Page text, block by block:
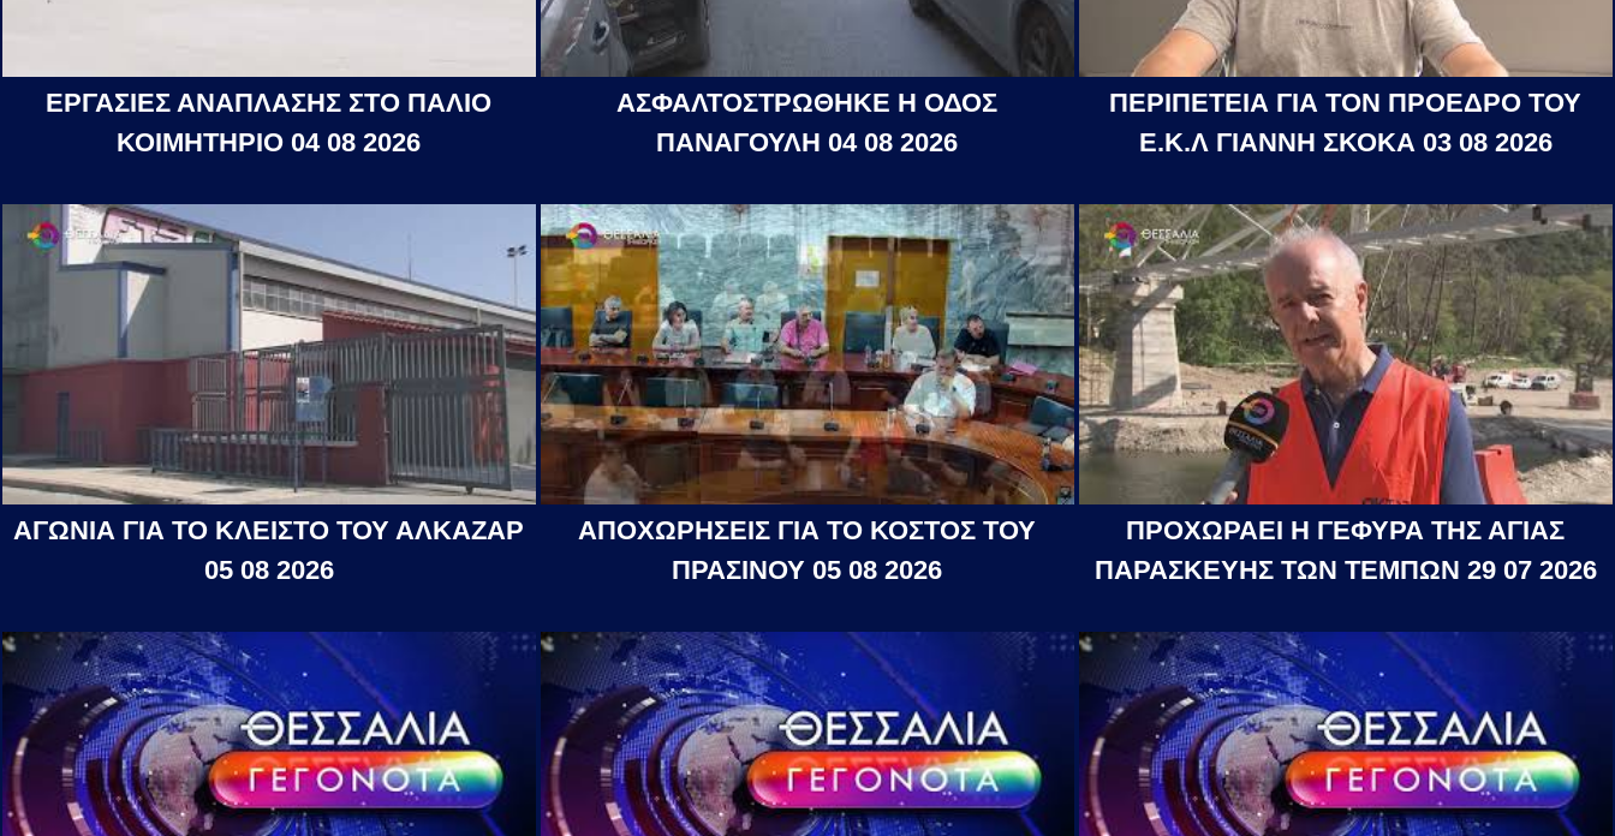
ΕΡΓΑΣΙΕΣ ΑΝΑΠΛΑΣΗΣ ΣΤΟ ΠΑΛΙΟ
ΚΟΙΜΗΤΗΡΙΟ 04 08 2026
ΑΣΦΑΛΤΟΣΤΡΩΘΗΚΕ Η ΟΔΟΣ
ΠΑΝΑΓΟΥΛΗ 04 08 2026
ΠΕΡΙΠΕΤΕΙΑ ΓΙΑ ΤΟΝ ΠΡΟΕΔΡΟ ΤΟΥ
Ε.Κ.Λ ΓΙΑΝΝΗ ΣΚΟΚΑ 03 08 2026
ΑΓΩΝΙΑ ΓΙΑ ΤΟ ΚΛΕΙΣΤΟ ΤΟΥ ΑΛΚΑΖΑΡ
05 08 2026
ΑΠΟΧΩΡΗΣΕΙΣ ΓΙΑ ΤΟ ΚΟΣΤΟΣ ΤΟΥ
ΠΡΑΣΙΝΟΥ 05 08 2026
ΠΡΟΧΩΡΑΕΙ Η ΓΕΦΥΡΑ ΤΗΣ ΑΓΙΑΣ
ΠΑΡΑΣΚΕΥΗΣ ΤΩΝ ΤΕΜΠΩΝ 29 07 2026